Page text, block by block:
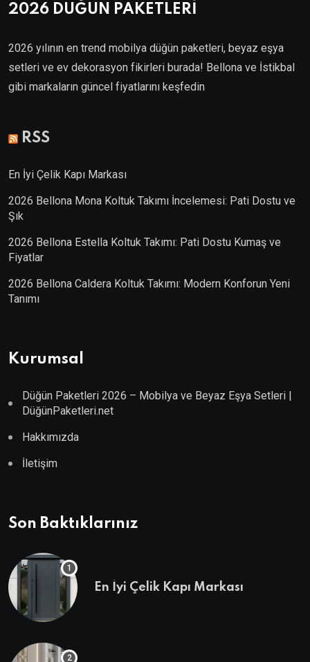
2026 DÜĞÜN PAKETLERİ
2026 yılının en trend mobilya düğün paketleri, beyaz eşya
setleri ve ev dekorasyon fikirleri burada! Bellona ve İstikbal
gibi markaların güncel fiyatlarını keşfedin
RSS
En İyi Çelik Kapı Markası
2026 Bellona Mona Koltuk Takımı İncelemesi: Pati Dostu ve
Şık
2026 Bellona Estella Koltuk Takımı: Pati Dostu Kumaş ve
Fiyatlar
2026 Bellona Caldera Koltuk Takımı: Modern Konforun Yeni
Tanımı
Kurumsal
Düğün Paketleri 2026 – Mobilya ve Beyaz Eşya Setleri |
DüğünPaketleri.net
Hakkımızda
İletişim
Son Baktıklarınız
En İyi Çelik Kapı Markası